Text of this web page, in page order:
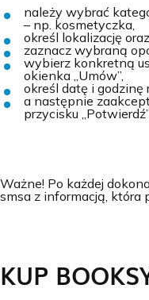
należy wybrać
– np. kosmetyczka,
określ lokalizację
zaznacz wybraną
wybierz konkretną
okienka „Umów”,
określ datę i godzinę
a następnie
przycisku
Ważne! Po każdej
smsa z informacją, która
KUP